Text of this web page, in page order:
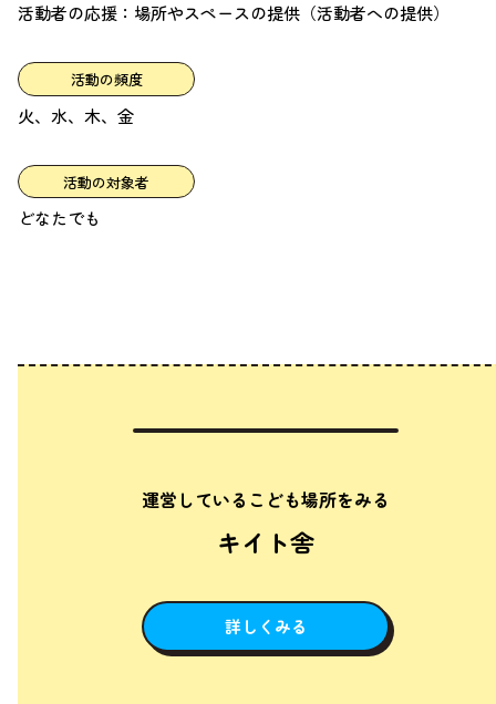
活動者の応援：場所やスペースの提供（活動者への提供）
活動の頻度
火、水、木、金
活動の対象者
どなたでも
運営しているこども場所をみる
キイト舎
詳しくみる